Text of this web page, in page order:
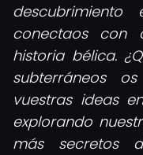
conectaos con
historia bélica.
subterráneos
vuestras ideas
explorando
más secretos